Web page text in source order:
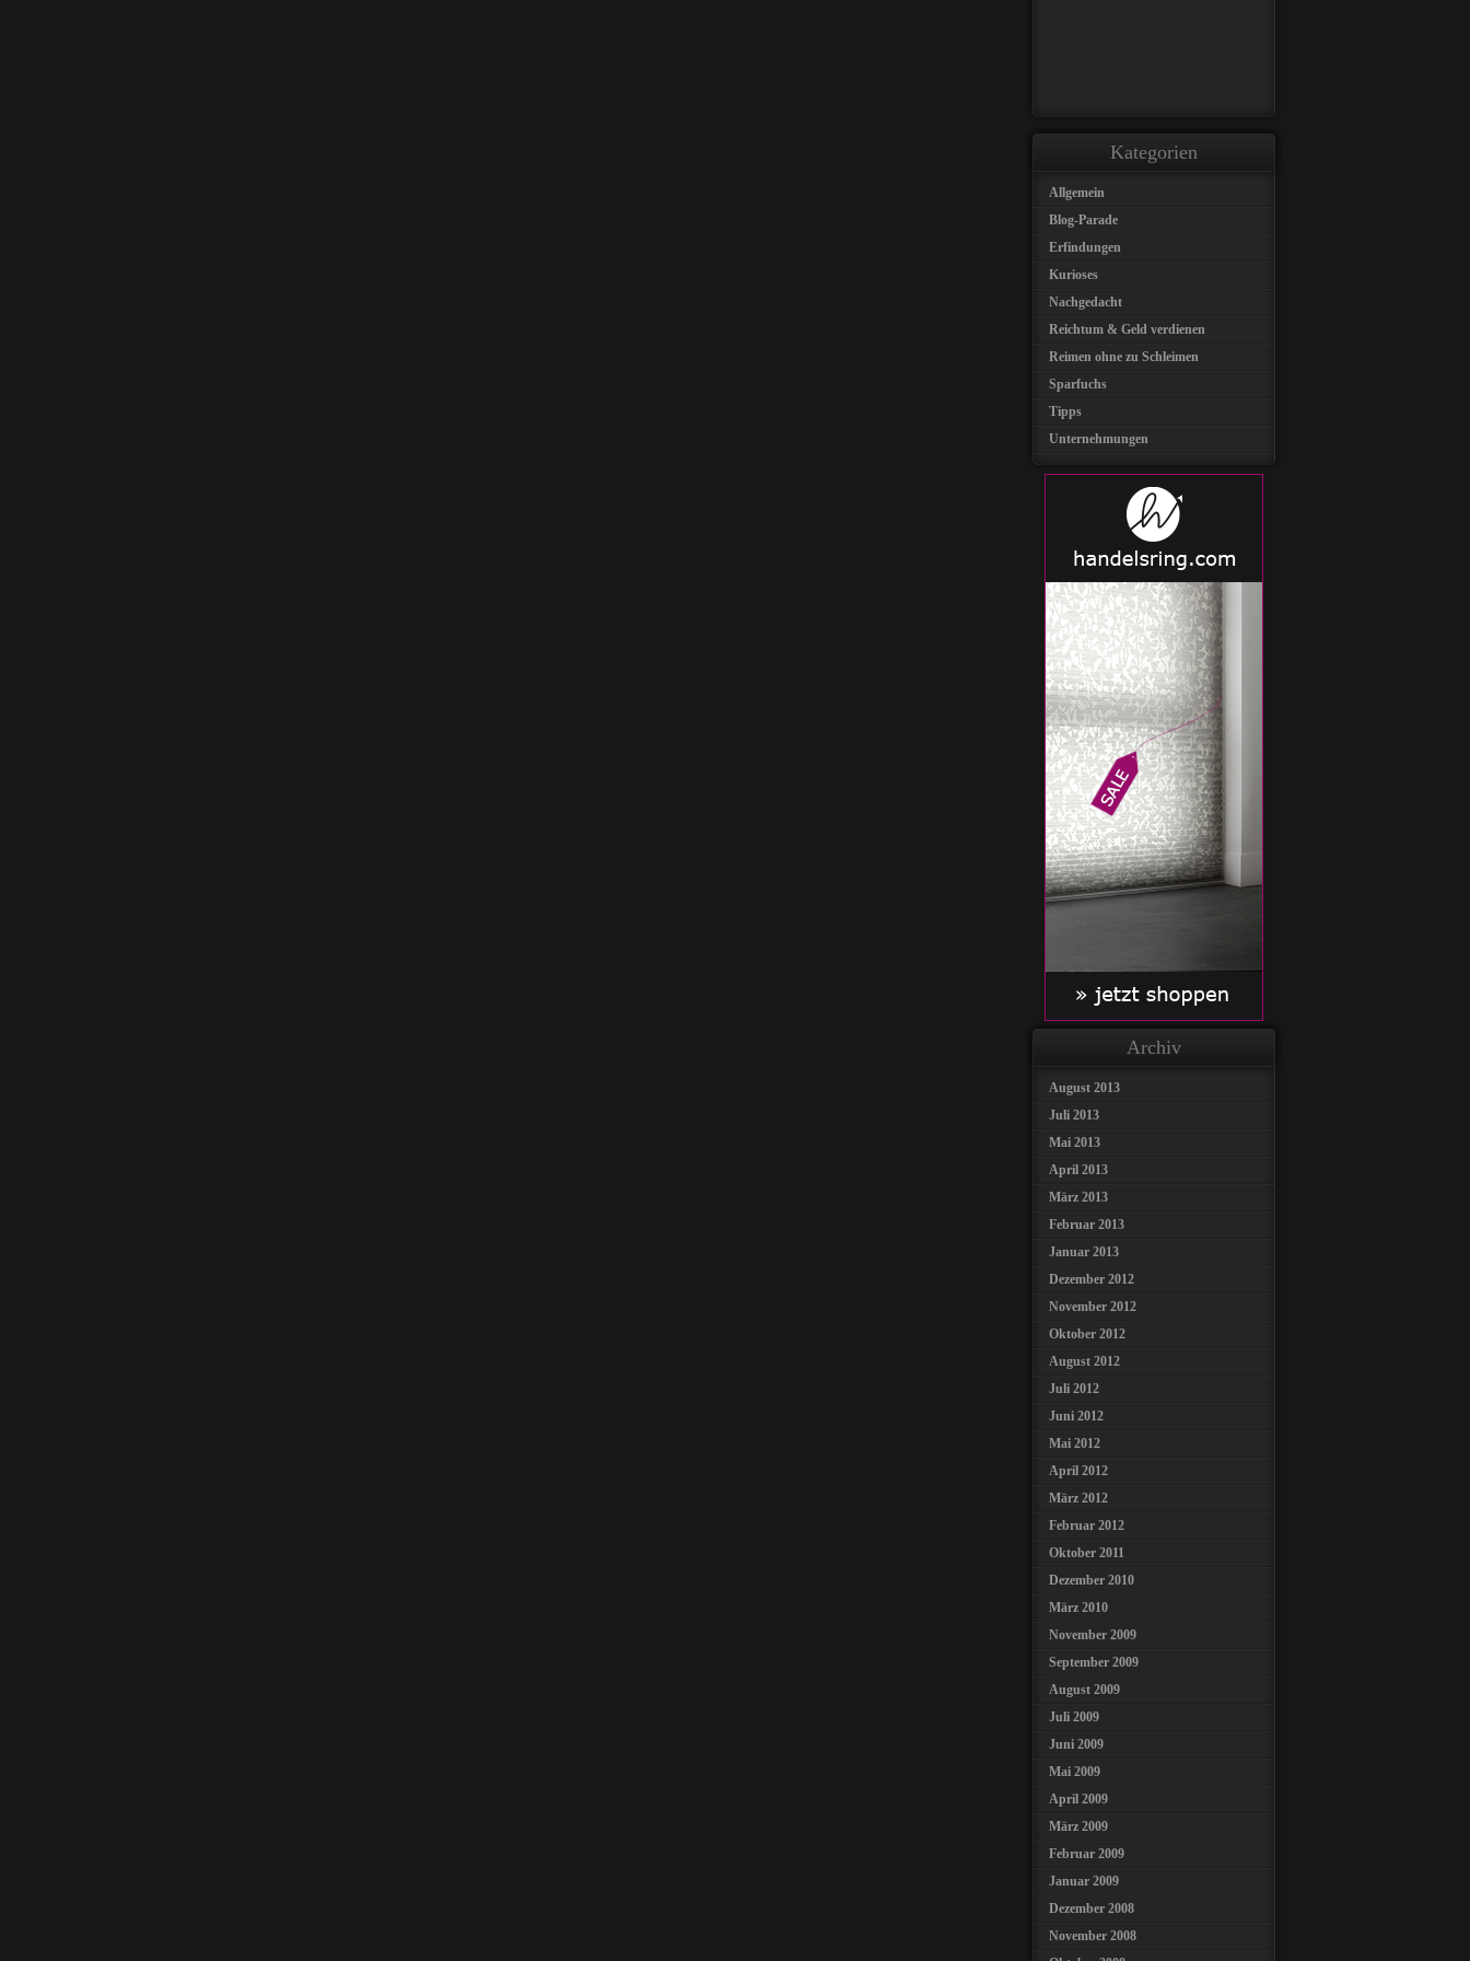
Kategorien
Allgemein
Blog-Parade
Erfindungen
Kurioses
Nachgedacht
Reichtum & Geld verdienen
Reimen ohne zu Schleimen
Sparfuchs
Tipps
Unternehmungen
Archiv
August 2013
Juli 2013
Mai 2013
April 2013
März 2013
Februar 2013
Januar 2013
Dezember 2012
November 2012
Oktober 2012
August 2012
Juli 2012
Juni 2012
Mai 2012
April 2012
März 2012
Februar 2012
Oktober 2011
Dezember 2010
März 2010
November 2009
September 2009
August 2009
Juli 2009
Juni 2009
Mai 2009
April 2009
März 2009
Februar 2009
Januar 2009
Dezember 2008
November 2008